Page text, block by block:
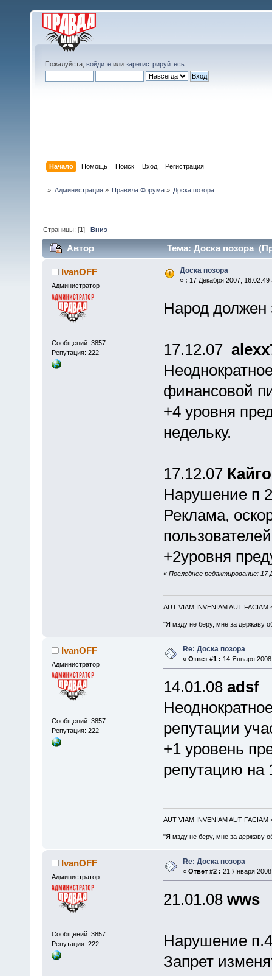
Пожалуйста, войдите или зарегистрируйтесь
Начало Помощь Поиск Вход Регистрация
» Администрация» Правила Форума» Доска позора
Страницы: [1]Вниз
Автор Тема: Доска позора
IvanOFF
Администратор
Сообщений: 3857
Репутация: 222
Доска позора
« : 17 Декабря 2007, 16:02:49
Народ должен
17.12.07
финансовой
+4 уровня
недельку.
17.12.07
Нарушение п
Реклама,
+2уровня
« Последнее редактирование: 17
AUT VIAM INVENIAM AUT FACIAM
"Я мзду не беру, мне за державу
IvanOFF
Администратор
Сообщений: 3857
Репутация: 222
Re: Доска позора
« Ответ #1 : 14 Января
14.01.08 adsf
репутации
+1 уровень
репутацию на
AUT VIAM INVENIAM AUT FACIAM
"Я мзду не беру, мне за державу
IvanOFF
Администратор
Сообщений: 3857
Репутация: 222
Re: Доска позора
« Ответ #2 : 21 Января
21.01.08 wws
Нарушение
Запрет